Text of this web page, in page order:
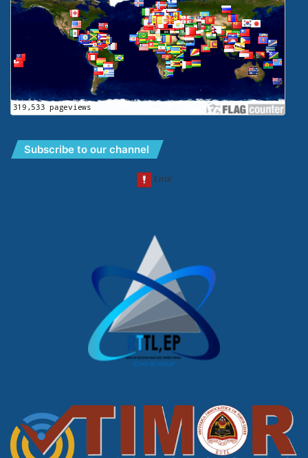
Subscribe to our channel